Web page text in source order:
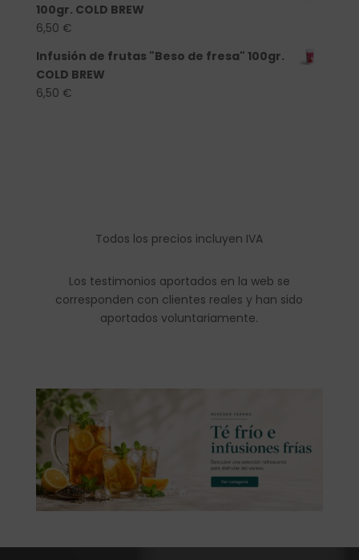
100gr. COLD BREW
6,50 €
Infusión de frutas "Beso de fresa" 100gr.
COLD BREW
6,50 €
Todos los precios incluyen IVA
Los testimonios aportados en la web se
corresponden con clientes reales y han sido
aportados voluntariamente.